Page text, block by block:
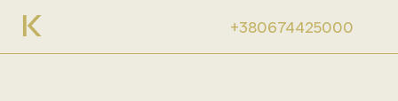
+380674425000